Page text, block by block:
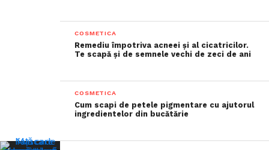
COSMETICA
Remediu împotriva acneei și al cicatricilor.
Te scapă și de semnele vechi de zeci de ani
COSMETICA
Cum scapi de petele pigmentare cu ajutorul
ingredientelor din bucătărie